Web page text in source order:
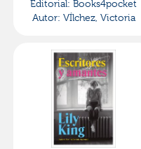
Editorial: Books4pocket
Autor: VÍlchez, Victoria